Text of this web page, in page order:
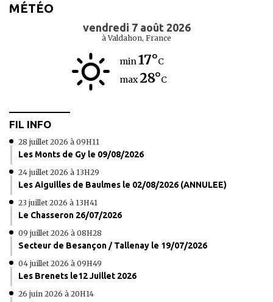
MÉTÉO
vendredi 7 août 2026
à Valdahon, France
min17°C
max28°C
FIL INFO
28 juillet 2026 à 09H11
Les Monts de Gy le 09/08/2026
24 juillet 2026 à 13H29
Les Aiguilles de Baulmes le 02/08/2026 (ANNULEE)
23 juillet 2026 à 13H41
Le Chasseron 26/07/2026
09 juillet 2026 à 08H28
Secteur de Besançon / Tallenay le 19/07/2026
04 juillet 2026 à 09H49
Les Brenets le12 Juillet 2026
26 juin 2026 à 20H14